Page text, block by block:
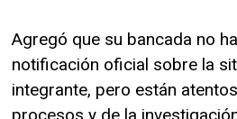
Agregó que su bancada no
notificación oficial sobre la
integrante, pero están